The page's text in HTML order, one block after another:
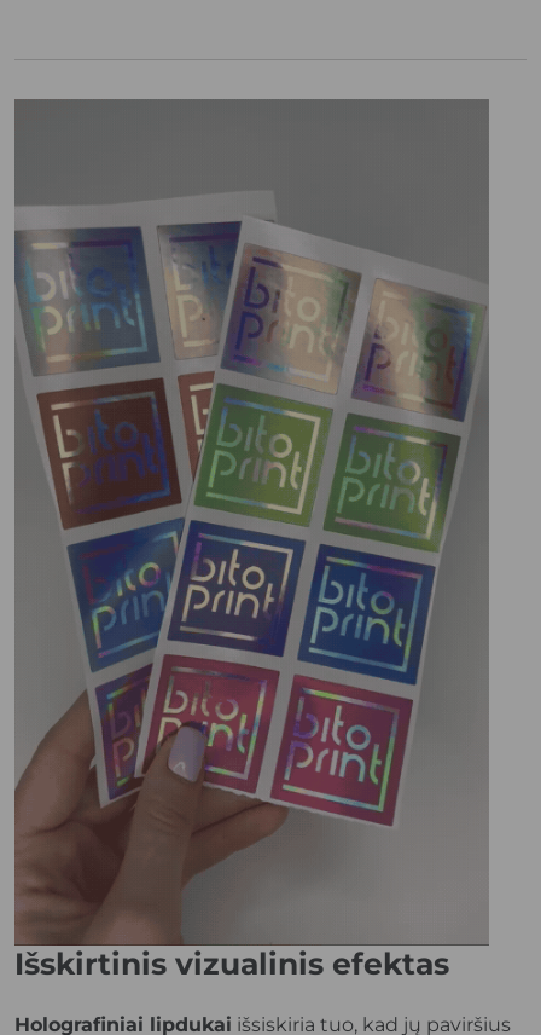
Išskirtinis vizualinis efektas
Holografiniai lipdukai išsiskiria tuo, kad jų paviršius